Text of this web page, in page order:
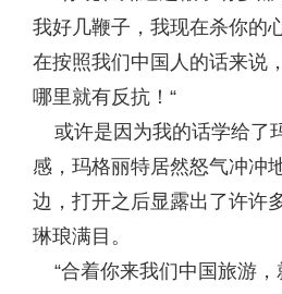
我好几鞭子，我现在杀你的
在按照我们中国人的话来说
哪里就有反抗！“
或许是因为我的话学给了
感，玛格丽特居然怒气冲冲
边，打开之后显露出了许许
琳琅满目。
“合着你来我们中国旅游，